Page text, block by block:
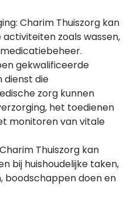
Charim Thuiszorg kan
activiteiten zoals wassen,
gekwalificeerde
dienst die
zorg kunnen
het toedienen
monitoren van vitale
Thuiszorg kan
bij huishoudelijke taken,
boodschappen doen en